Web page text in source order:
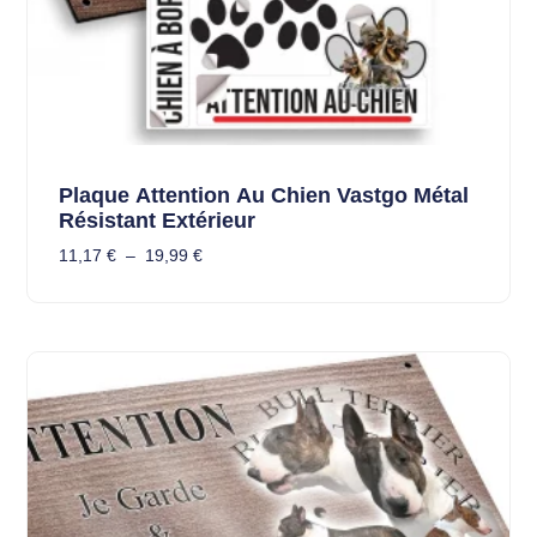
Plaque Attention Au Chien Vastgo Métal
Résistant Extérieur
11,17 € – 19,99 €